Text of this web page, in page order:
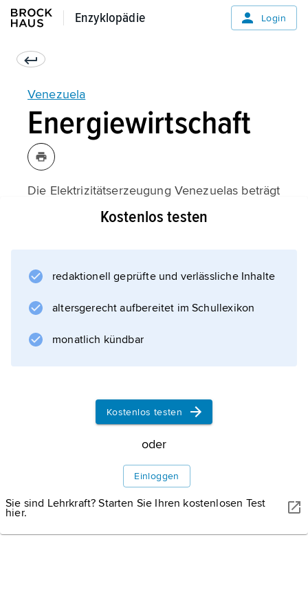
Enzyklopädie
Enzyklopädie Login
Venezuela
Energiewirtschaft
Die Elektrizitätserzeugung Venezuelas beträgt
rd. 120 Mrd. kWh. Etwa zwei Drittel der
Caroní mit einer installierten Leistung von 8
850 MW.
Kostenlos testen
redaktionell geprüfte und verlässliche Inhalte
altersgerecht aufbereitet im Schullexikon
monatlich kündbar
Kostenlos testen
oder
Einloggen
Sie sind Lehrkraft? Starten Sie Ihren kostenlosen Test
hier.